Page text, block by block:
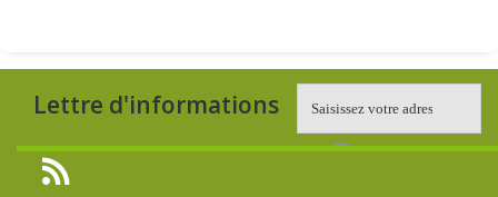
Lettre d'informations